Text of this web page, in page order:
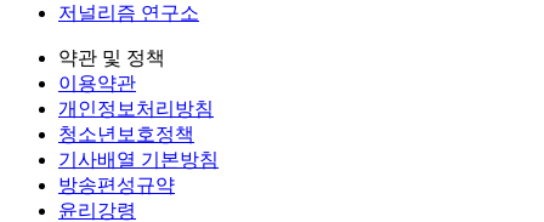
저널리즘 연구소
약관 및 정책
이용약관
개인정보처리방침
청소년보호정책
기사배열 기본방침
방송편성규약
윤리강령